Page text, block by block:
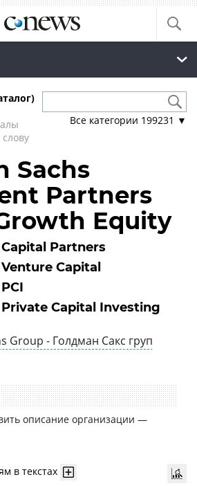
Все категории 199231 ▼
Sachs
Partners
Equity
Partners
Capital
Capital Investing
Group - Голдман Сакс груп
описание организации —
в текстах